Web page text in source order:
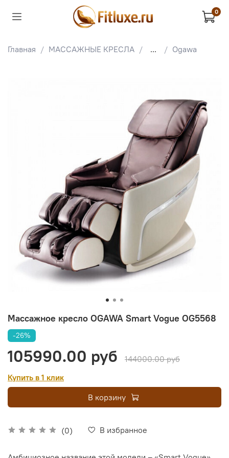
0
Главная МАССАЖНЫЕ КРЕСЛА ... Ogawa
Массажное кресло OGAWA Smart Vogue OG5568
(0) В избранное
-26%
105990.00 руб
144000.00 руб
Купить в 1 клик
В корзину